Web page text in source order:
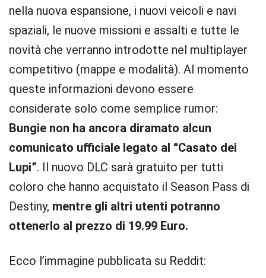
nella nuova espansione, i nuovi veicoli e navi
spaziali, le nuove missioni e assalti e tutte le
novità che verranno introdotte nel multiplayer
competitivo (mappe e modalità). Al momento
queste informazioni devono essere
considerate solo come semplice rumor:
Bungie non ha ancora diramato alcun
comunicato ufficiale legato al “Casato dei
Lupi”. Il nuovo DLC sarà gratuito per tutti
coloro che hanno acquistato il Season Pass di
Destiny, mentre gli altri utenti potranno
ottenerlo al prezzo di 19.99 Euro.
Ecco l’immagine pubblicata su Reddit: